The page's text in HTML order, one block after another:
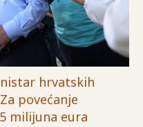
hrvatskih
povećanje
milijuna eura